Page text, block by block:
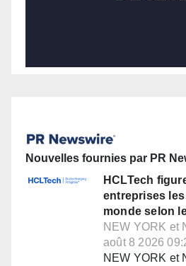
Nouvelles fournies par PR
HCLTech
entreprises
monde selon
NEW YORK et
août 8 2026
NEW YORK et